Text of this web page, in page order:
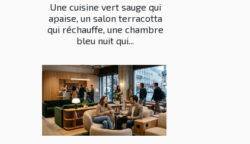
Une cuisine vert sauge qui
apaise, un salon terracotta
qui réchauffe, une chambre
bleu nuit qui...